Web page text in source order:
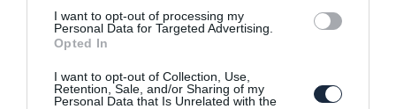
I want to opt-out of processing my
Personal Data for Targeted Advertising.
Opted In
I want to opt-out of Collection, Use,
Retention, Sale, and/or Sharing of my
Personal Data that Is Unrelated with the